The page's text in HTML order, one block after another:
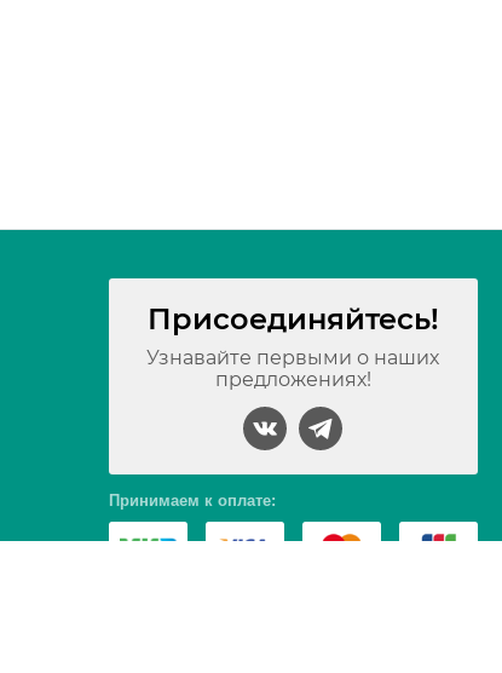
09-16
Присоединяйтесь!
Узнавайте первыми о наших
предложениях!
Принимаем к оплате: